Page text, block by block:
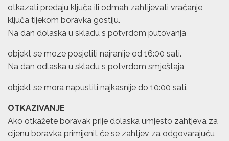
otkazati predaju ključa ili odmah zahtijevati vraćanje
ključa tijekom boravka gostiju.
Na dan dolaska u skladu s potvrdom putovanja
objekt se moze posjetiti najranije od 16:00 sati.
Na dan odlaska u skladu s potvrdom smještaja
objekt se mora napustiti najkasnije do 10:00 sati.
OTKAZIVANJE
Ako otkažete boravak prije dolaska umjesto zahtjeva za
cijenu boravka primijenit će se zahtjev za odgovarajuću